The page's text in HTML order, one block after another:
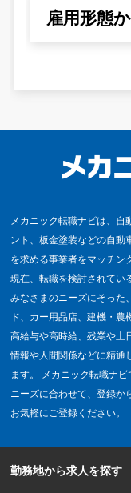
雇用形態
メカニック転職ナビは、自
ント、板金塗装などの自動
を求める事業者をマッチン
現在、転職を検討されてい
みなさまのニーズにそった
ド、カー用品店、建機・農
高給与や高時給、残業や土
情報や人間関係などに精通
ます。 メカニック転職ナ
ニーズに合わせて、登録か
お気軽にご登録ください。
勤務地から求人を探す